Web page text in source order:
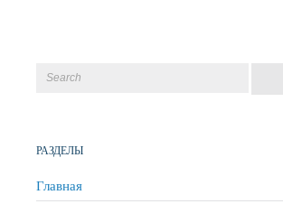
РАЗДЕЛЫ
Главная